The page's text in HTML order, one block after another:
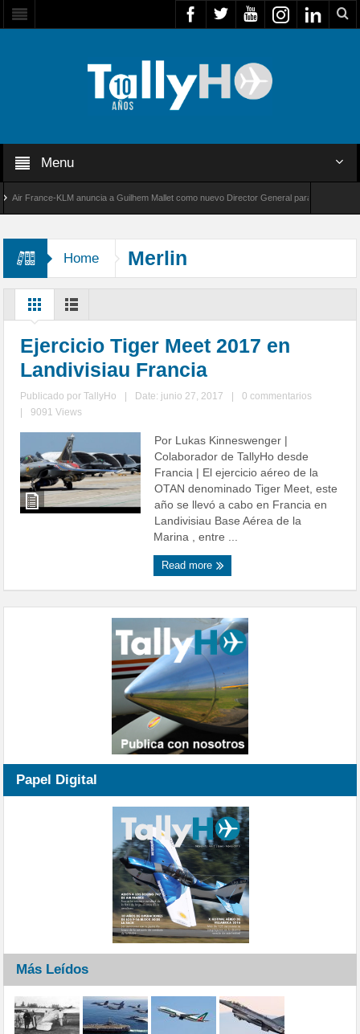
Menu
France-KLM anuncia a Guilhem Mallet como nuevo Director General para América Latina
Home Merlin
Ejercicio Tiger Meet 2017 en
Landivisiau Francia
Publicado porTallyHo Date: junio 27, 2017
0 commentarios
9091 Views
Por Lukas Kinneswenger |
Colaborador de TallyHo desde
Francia | El ejercicio aéreo de la
OTAN denominado Tiger Meet, este
año se llevó a cabo en Francia en
Landivisiau Base Aérea de la
Marina , entre ...
Read more
Papel Digital
Más Leídos